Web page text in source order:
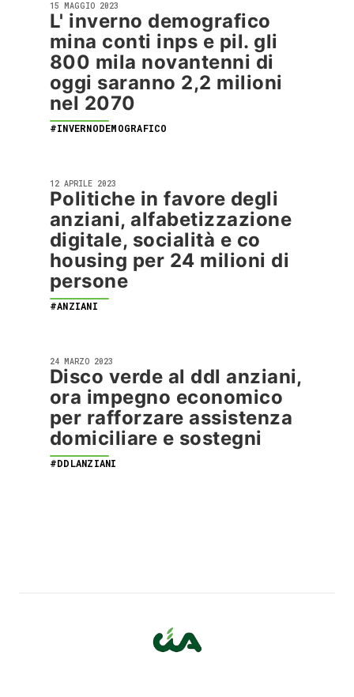
15 MAGGIO 2023
L' inverno demografico
mina conti inps e pil. gli
800 mila novantenni di
oggi saranno 2,2 milioni
nel 2070
#INVERNODEMOGRAFICO
12 APRILE 2023
Politiche in favore degli
anziani, alfabetizzazione
digitale, socialità e co
housing per 24 milioni di
persone
#ANZIANI
24 MARZO 2023
Disco verde al ddl anziani,
ora impegno economico
per rafforzare assistenza
domiciliare e sostegni
#DDLANZIANI